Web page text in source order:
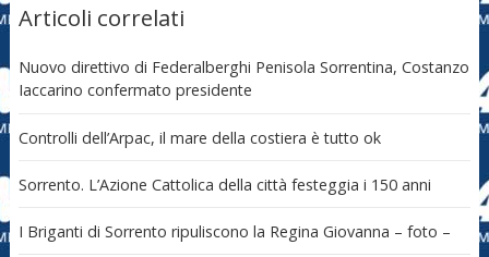
Articoli correlati
Nuovo direttivo di Federalberghi Penisola Sorrentina, Costanzo
Iaccarino confermato presidente
Controlli dell’Arpac, il mare della costiera è tutto ok
Sorrento. L’Azione Cattolica della città festeggia i 150 anni
I Briganti di Sorrento ripuliscono la Regina Giovanna – foto –